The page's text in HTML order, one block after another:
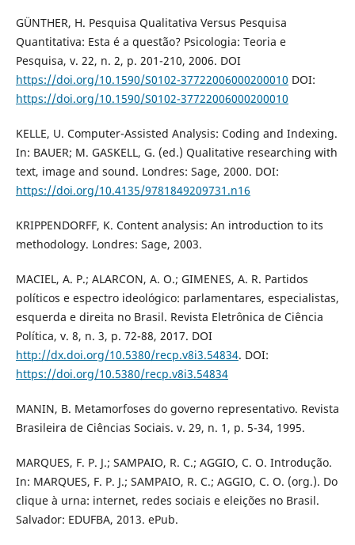
GÜNTHER, H. Pesquisa Qualitativa Versus Pesquisa
Quantitativa: Esta é a questão? Psicologia: Teoria e
Pesquisa, v. 22, n. 2, p. 201-210, 2006. DOI
https://doi.org/10.1590/S0102-37722006000200010 DOI:
https://doi.org/10.1590/S0102-37722006000200010
KELLE, U. Computer-Assisted Analysis: Coding and Indexing.
In: BAUER; M. GASKELL, G. (ed.) Qualitative researching with
text, image and sound. Londres: Sage, 2000. DOI:
https://doi.org/10.4135/9781849209731.n16
KRIPPENDORFF, K. Content analysis: An introduction to its
methodology. Londres: Sage, 2003.
MACIEL, A. P.; ALARCON, A. O.; GIMENES, A. R. Partidos
políticos e espectro ideológico: parlamentares, especialistas,
esquerda e direita no Brasil. Revista Eletrônica de Ciência
Política, v. 8, n. 3, p. 72-88, 2017. DOI
http://dx.doi.org/10.5380/recp.v8i3.54834. DOI:
https://doi.org/10.5380/recp.v8i3.54834
MANIN, B. Metamorfoses do governo representativo. Revista
Brasileira de Ciências Sociais. v. 29, n. 1, p. 5-34, 1995.
MARQUES, F. P. J.; SAMPAIO, R. C.; AGGIO, C. O. Introdução.
In: MARQUES, F. P. J.; SAMPAIO, R. C.; AGGIO, C. O. (org.). Do
clique à urna: internet, redes sociais e eleições no Brasil.
Salvador: EDUFBA, 2013. ePub.